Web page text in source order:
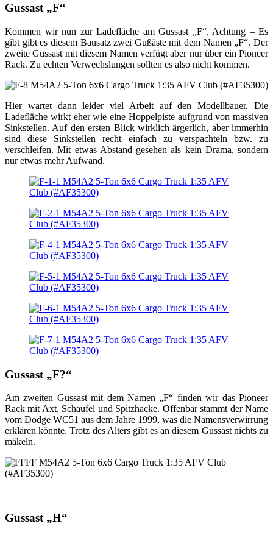
Gussast „F“
Kommen wir nun zur Ladefläche am Gussast „F“. Achtung – Es
gibt gibt es diesem Bausatz zwei Gußäste mit dem Namen „F“. Der
zweite Gussast mit diesem Namen verfügt aber nur über ein Pioneer
Rack. Zu echten Verwechslungen sollten es also nicht kommen.
Hier wartet dann leider viel Arbeit auf den Modellbauer. Die
Ladefläche wirkt eher wie eine Hoppelpiste aufgrund von massiven
Sinkstellen. Auf den ersten Blick wirklich ärgerlich, aber immerhin
sind diese Sinkstellen recht einfach zu verspachteln bzw. zu
verschleifen. Mit etwas Abstand gesehen als kein Drama, sondern
nur etwas mehr Aufwand.
Gussast „F?“
Am zweiten Gussast mit dem Namen „F“ finden wir das Pioneer
Rack mit Axt, Schaufel und Spitzhacke. Offenbar stammt der Name
vom Dodge WC51 aus dem Jahre 1999, was die Namensverwirrung
erklären könnte. Trotz des Alters gibt es an diesem Gussast nichts zu
mäkeln.
Gussast „H“